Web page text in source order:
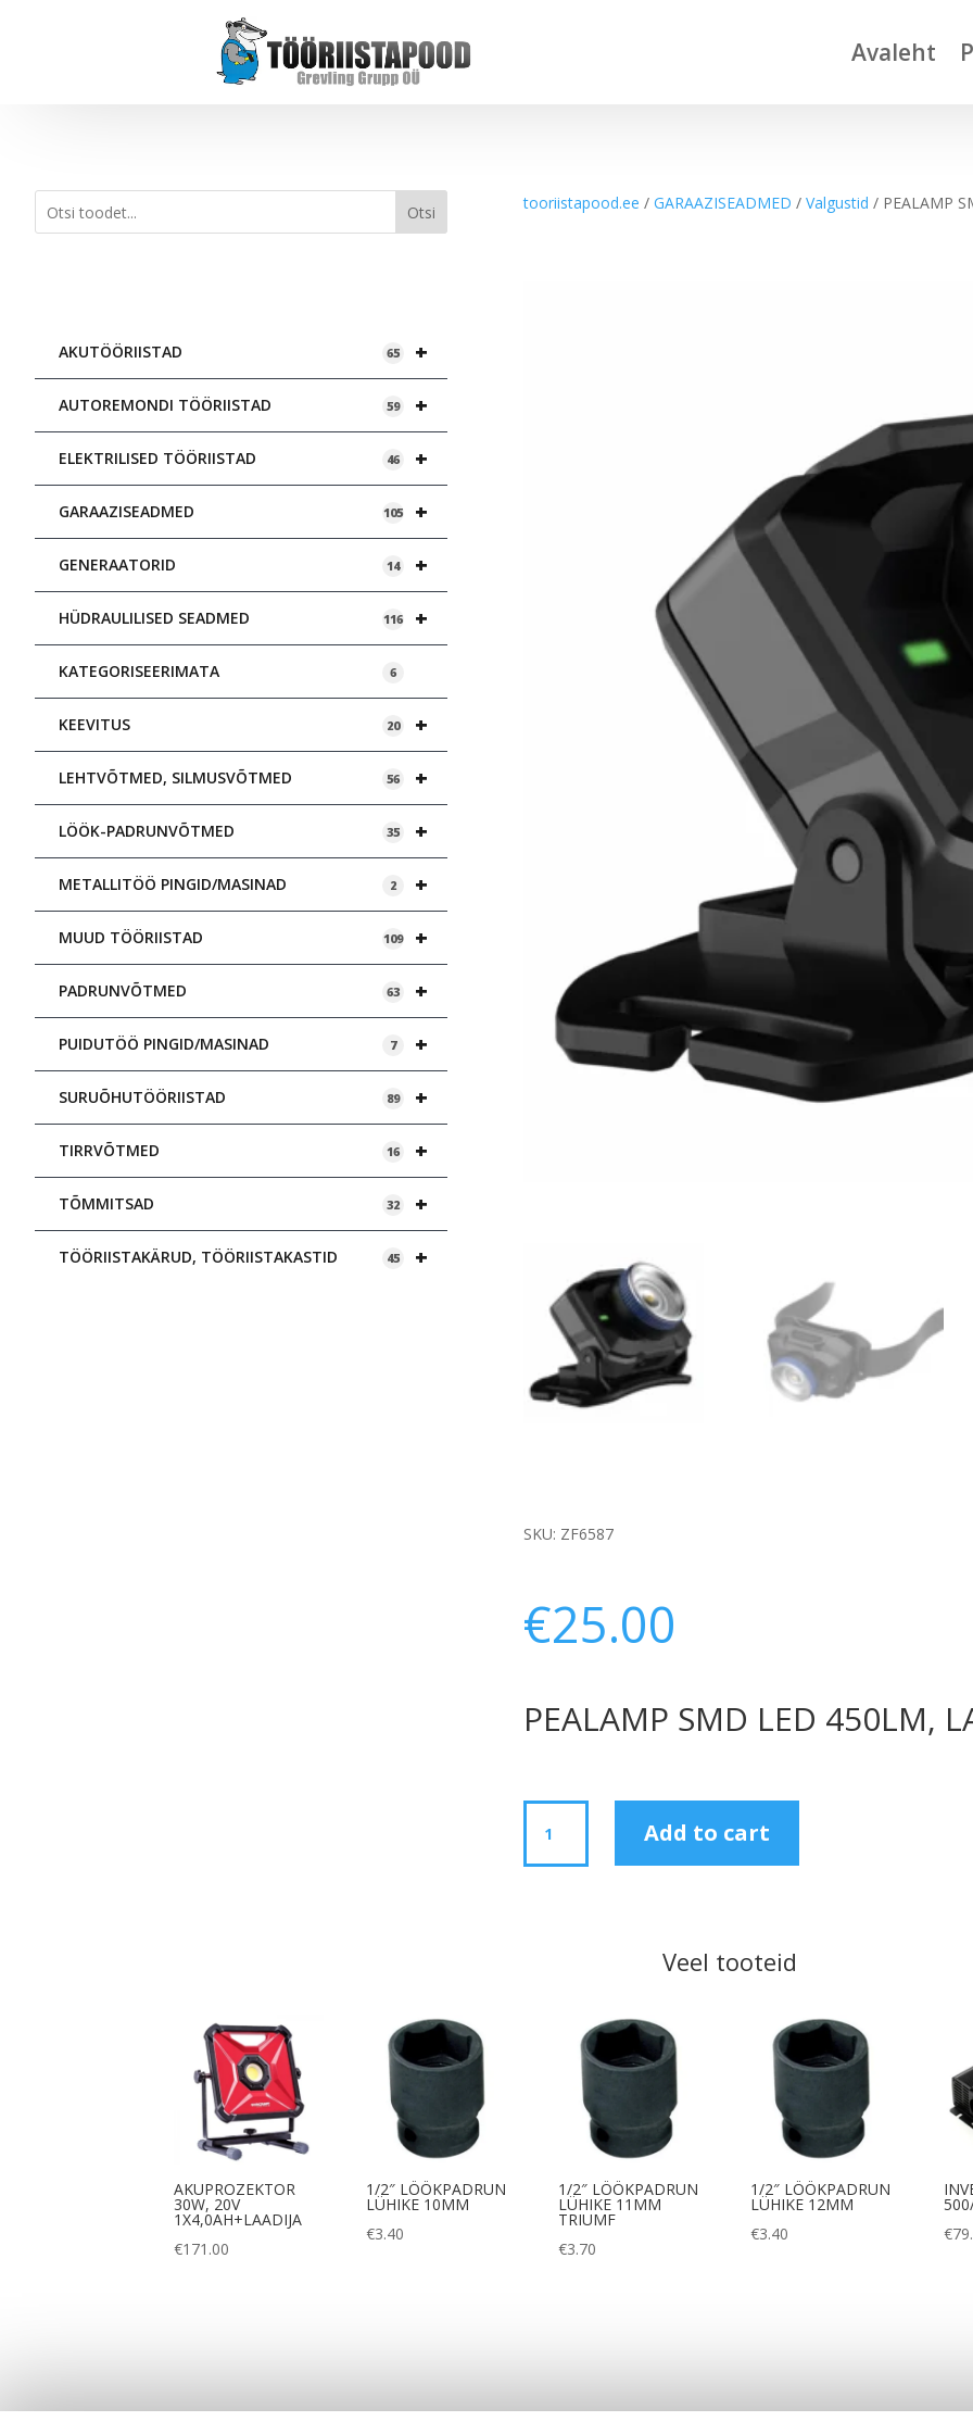
Avaleht
Otsi
+
AKUTÖÖRIISTAD 65
+
AUTOREMONDI TÖÖRIISTAD 59
+
ELEKTRILISED TÖÖRIISTAD 46
+
GARAAZISEADMED 105
+
GENERAATORID 14
+
HÜDRAULILISED SEADMED 116
KATEGORISEERIMATA 6
+
KEEVITUS 20
+
LEHTVÕTMED, SILMUSVÕTMED 56
+
LÖÖK-PADRUNVÕTMED 35
+
METALLITÖÖ PINGID/MASINAD 2
+
MUUD TÖÖRIISTAD 109
+
PADRUNVÕTMED 63
+
PUIDUTÖÖ PINGID/MASINAD 7
+
SURUÕHUTÖÖRIISTAD 89
+
TIRRVÕTMED 16
+
TÕMMITSAD 32
+
TÖÖRIISTAKÄRUD, TÖÖRIISTAKASTID 45
tooriistapood.ee /GARAAZISEADMED /Valgustid / PEALAMP
SKU: ZF6587
€25.00
PEALAMP SMD LED 450LM,
SMD
LED
Add to cart
Veel tooteid
AKUPROZEKTOR
30W, 20V
1X4,0AH+LAADIJA
€171.00
1/2″ LÖÖKPADRUN
LÜHIKE 10MM
€3.40
1/2″ LÖÖKPADRUN
LÜHIKE 11MM
TRIUMF
€3.70
1/2″ LÖÖKPADRUN
LÜHIKE 12MM
€3.40
€